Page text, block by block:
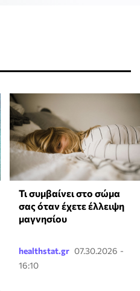
Τι συμβαίνει στο σώμα
σας όταν έχετε έλλειψη
μαγνησίου
healthstat.gr 07.30.2026 -
16:10